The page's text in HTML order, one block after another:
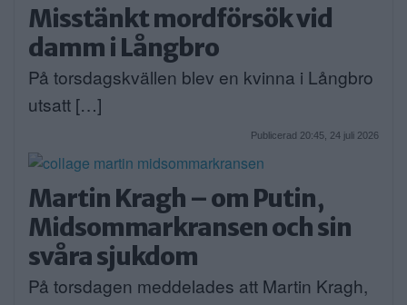
Misstänkt mordförsök vid
damm i Långbro
På torsdagskvällen blev en kvinna i Långbro
utsatt […]
Publicerad 20:45, 24 juli 2026
Martin Kragh – om Putin,
Midsommarkransen och sin
svåra sjukdom
På torsdagen meddelades att Martin Kragh,